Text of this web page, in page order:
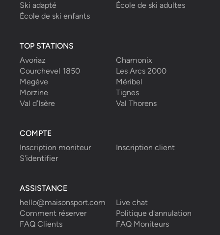
Ski adapté
École de ski adultes
École de ski enfants
TOP STATIONS
Avoriaz
Chamonix
Courchevel 1850
Les Arcs 2000
Megève
Méribel
Morzine
Tignes
Val d’Isère
Val Thorens
COMPTE
Inscription moniteur
Inscription client
S'identifier
ASSISTANCE
hello@maisonsport.com
Live chat
Comment réserver
Politique d'annulation
FAQ Clients
FAQ Moniteurs